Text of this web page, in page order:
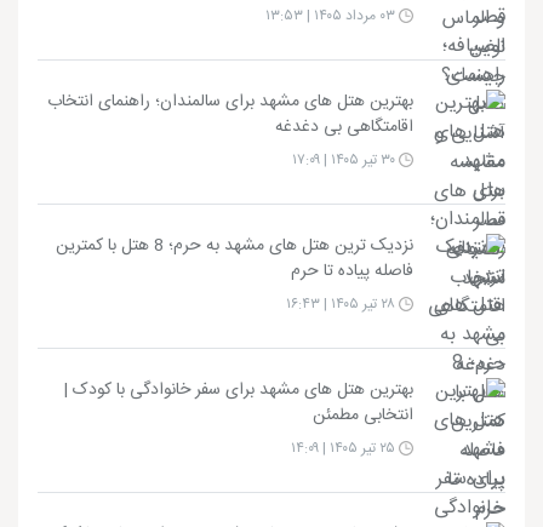
بهترین هتل های مشهد برای سالمندان؛ راهنمای انتخاب
اقامتگاهی بی دغدغه
نزدیک ترین هتل های مشهد به حرم؛ 8 هتل با کمترین
فاصله پیاده تا حرم
بهترین هتل های مشهد برای سفر خانوادگی با کودک |
انتخابی مطمئن